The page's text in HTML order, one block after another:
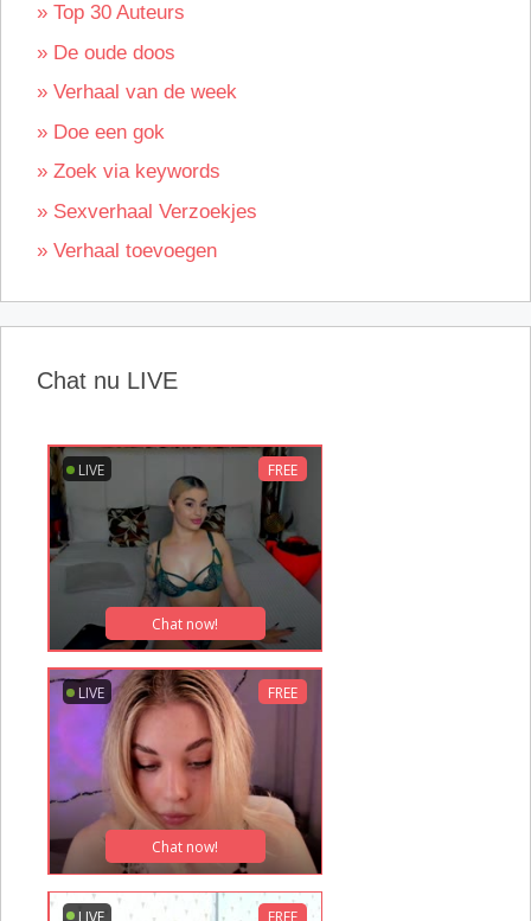
» Top 30 Auteurs
» De oude doos
» Verhaal van de week
» Doe een gok
» Zoek via keywords
» Sexverhaal Verzoekjes
» Verhaal toevoegen
Chat nu LIVE